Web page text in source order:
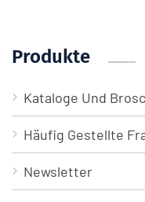
Produkte
Kataloge Und
Häufig Gestellte
Newsletter